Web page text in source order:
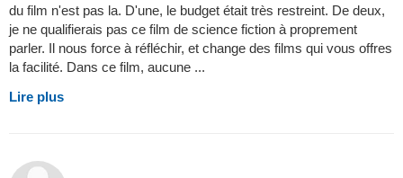
du film n'est pas la. D'une, le budget était très restreint. De deux,
je ne qualifierais pas ce film de science fiction à proprement
parler. Il nous force à réfléchir, et change des films qui vous offres
la facilité. Dans ce film, aucune ...
Lire plus